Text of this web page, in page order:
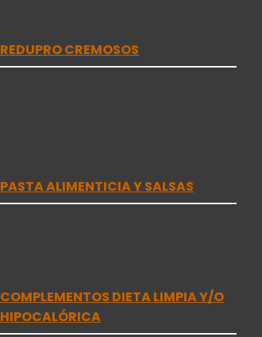
REDUPRO CREMOSOS
PASTA ALIMENTICIA Y SALSAS
COMPLEMENTOS DIETA LIMPIA Y/O
HIPOCALÓRICA